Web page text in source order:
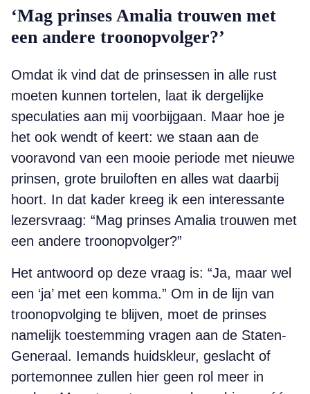
‘Mag prinses Amalia trouwen met
een andere troonopvolger?’
Omdat ik vind dat de prinsessen in alle rust
moeten kunnen tortelen, laat ik dergelijke
speculaties aan mij voorbijgaan. Maar hoe je
het ook wendt of keert: we staan aan de
vooravond van een mooie periode met nieuwe
prinsen, grote bruiloften en alles wat daarbij
hoort. In dat kader kreeg ik een interessante
lezersvraag: “Mag prinses Amalia trouwen met
een andere troonopvolger?”
Het antwoord op deze vraag is: “Ja, maar wel
een ‘ja’ met een komma.” Om in de lijn van
troonopvolging te blijven, moet de prinses
namelijk toestemming vragen aan de Staten-
Generaal. Iemands huidskleur, geslacht of
portemonnee zullen hier geen rol meer in